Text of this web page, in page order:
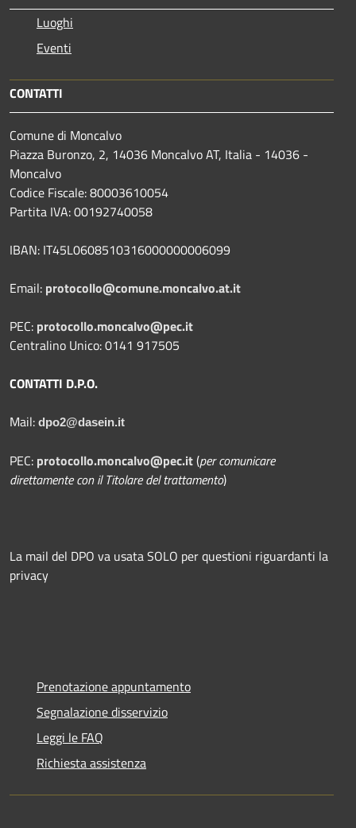
Luoghi
Eventi
CONTATTI
Comune di Moncalvo
Piazza Buronzo, 2, 14036 Moncalvo AT, Italia - 14036 -
Moncalvo
Codice Fiscale: 80003610054
Partita IVA: 00192740058
IBAN: IT45L0608510316000000006099
Email: protocollo@comune.moncalvo.at.it
PEC: protocollo.moncalvo@pec.it
Centralino Unico: 0141 917505
CONTATTI D.P.O.
Mail: dpo2@dasein.it
PEC: protocollo.moncalvo@pec.it(per comunicare
direttamente con il Titolare del trattamento)
La mail del DPO va usata SOLO per questioni riguardanti la
privacy
Prenotazione appuntamento
Segnalazione disservizio
Leggi le FAQ
Richiesta assistenza